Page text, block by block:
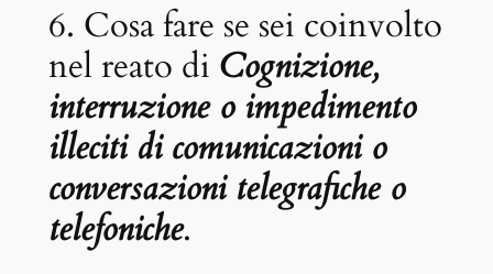
6. Cosa fare se sei coinvolto
nel reato di Cognizione,
interruzione o impedimento
illeciti di comunicazioni o
conversazioni telegrafiche o
telefoniche.